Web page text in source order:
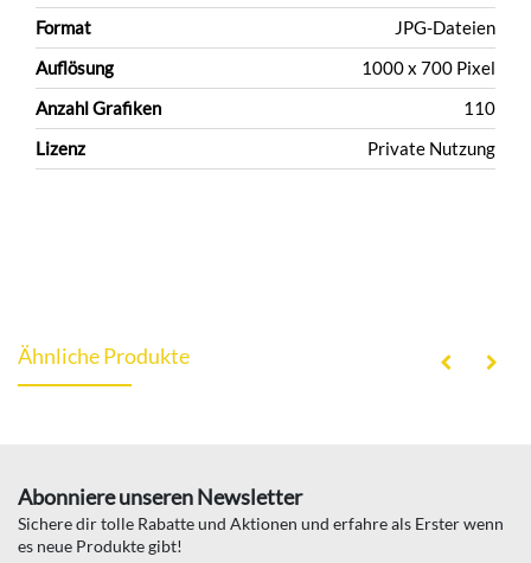
Format
JPG-Dateien
Auflösung
1000 x 700 Pixel
Anzahl Grafiken
110
Lizenz
Private Nutzung
Ähnliche Produkte
Abonniere unseren Newsletter
Sichere dir tolle Rabatte und Aktionen und erfahre als Erster wenn
es neue Produkte gibt!